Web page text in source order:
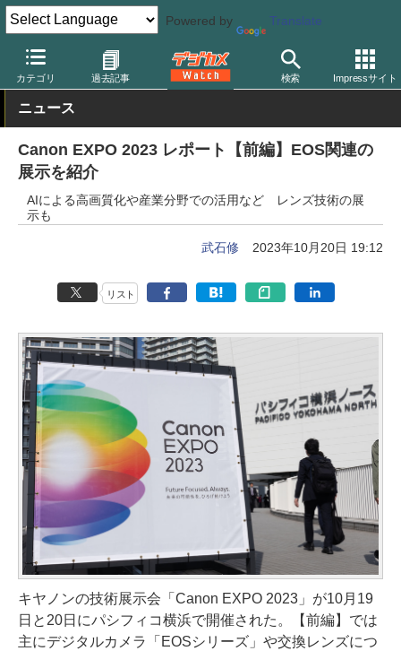
Powered by Translate
カテゴリ 過去記事 検索 Impressサイト
デジカメ Watch 業界動向 企業
ニュース
Canon EXPO 2023 レポート【前編】EOS関連の
展示を紹介
AIによる高画質化や産業分野での活用など レンズ技術の展
示も
武石修 2023年10月20日 19:12
リスト
キヤノンの技術展示会「Canon EXPO 2023」が10月19
日と20日にパシフィコ横浜で開催された。【前編】では
主にデジタルカメラ「EOSシリーズ」や交換レンズにつ